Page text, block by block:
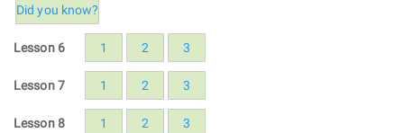
Did you know?
Lesson 6 1 2 3
Lesson 7 1 2 3
Lesson 8 1 2 3